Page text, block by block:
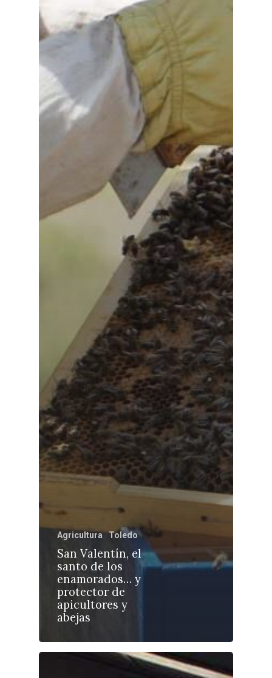
Agricultura Toledo
San Valentín, el
santo de los
enamorados… y
protector de
apicultores y
abejas
Toledo
Talavera
Sanidad
Cultura
Deportes